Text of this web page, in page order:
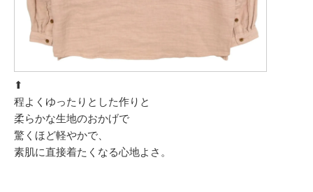
⬆︎
程よくゆったりとした作りと
柔らかな生地のおかげで
驚くほど軽やかで、
素肌に直接着たくなる心地よさ。